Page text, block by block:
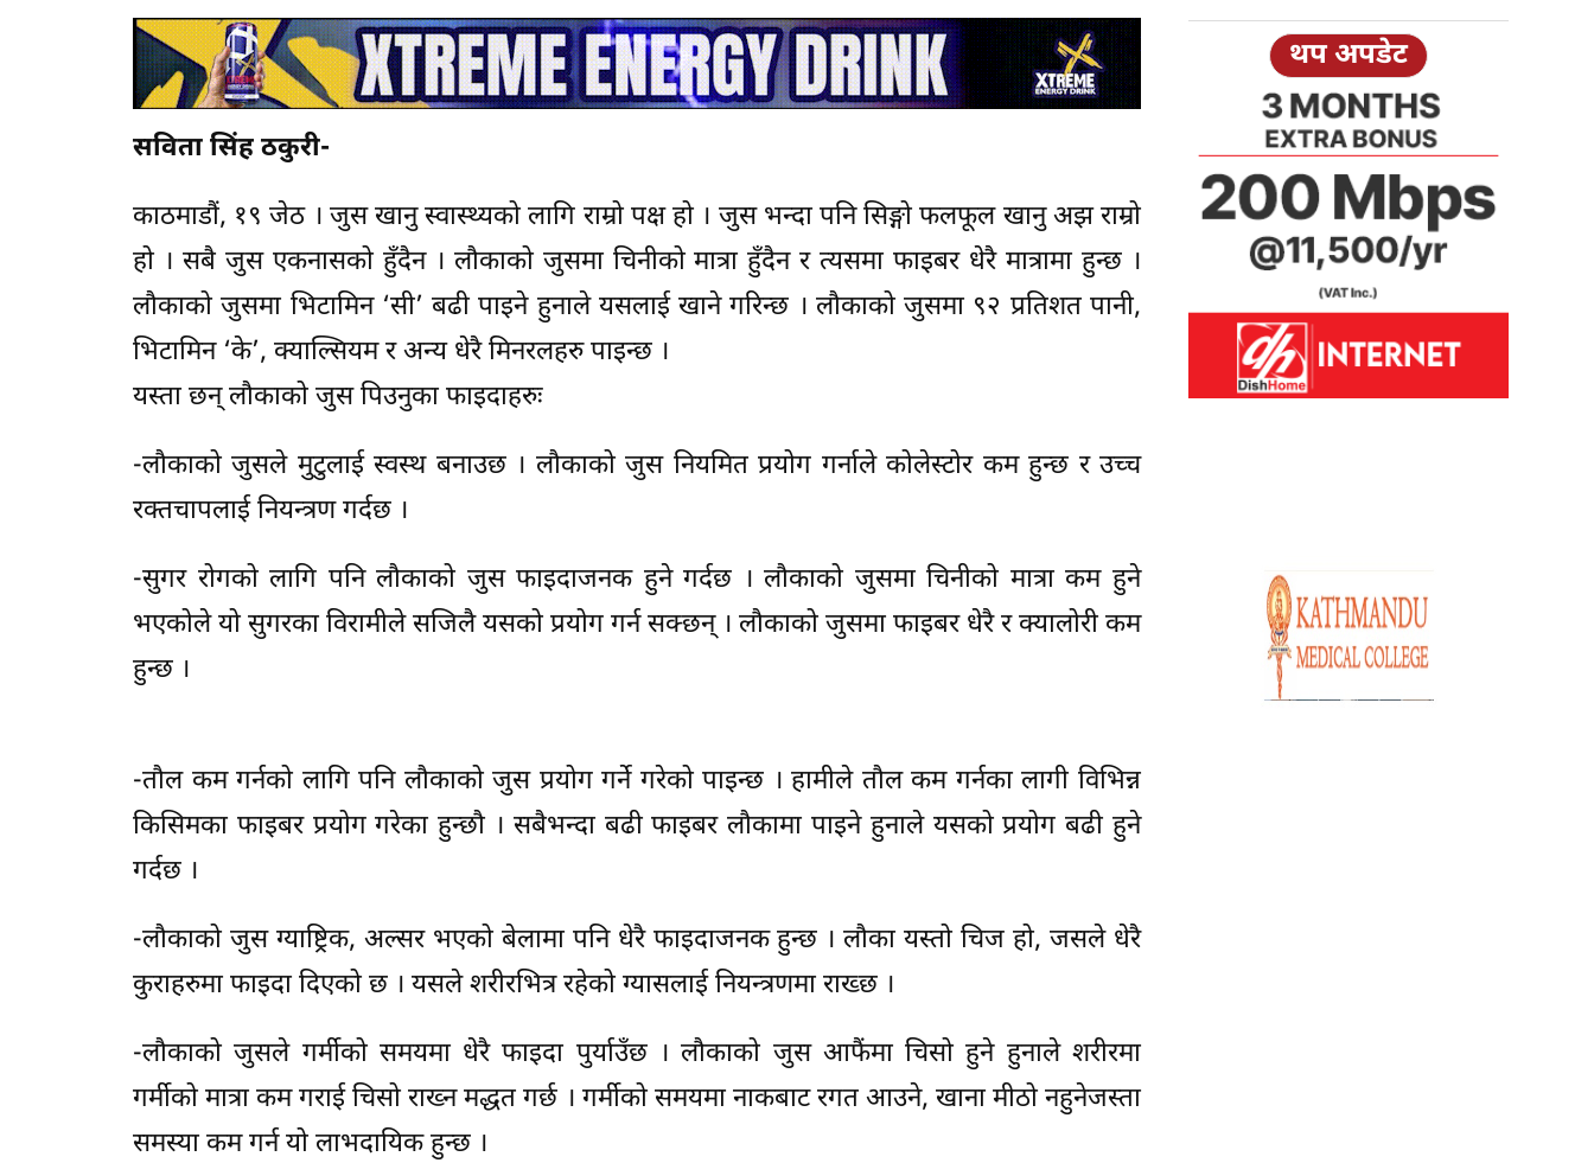
सविता सिंह ठकुरी-
काठमाडौं, १९ जेठ । जुस खानु स्वास्थ्यको लागि राम्रो पक्ष हो । जुस भन्दा पनि सिङ्गो फलफूल खानु अझ राम्रो
हो । सबै जुस एकनासको हुँदैन । लौकाको जुसमा चिनीको मात्रा हुँदैन र त्यसमा फाइबर धेरै मात्रामा हुन्छ ।
लौकाको जुसमा भिटामिन ‘सी’ बढी पाइने हुनाले यसलाई खाने गरिन्छ । लौकाको जुसमा ९२ प्रतिशत पानी,
भिटामिन ‘के’, क्याल्सियम र अन्य धेरै मिनरलहरु पाइन्छ ।
यस्ता छन् लौकाको जुस पिउनुका फाइदाहरुः
-लौकाको जुसले मुटुलाई स्वस्थ बनाउछ । लौकाको जुस नियमित प्रयोग गर्नाले कोलेस्टोर कम हुन्छ र उच्च
रक्तचापलाई नियन्त्रण गर्दछ ।
-सुगर रोगको लागि पनि लौकाको जुस फाइदाजनक हुने गर्दछ । लौकाको जुसमा चिनीको मात्रा कम हुने
भएकोले यो सुगरका विरामीले सजिलै यसको प्रयोग गर्न सक्छन् । लौकाको जुसमा फाइबर धेरै र क्यालोरी कम
हुन्छ ।
-तौल कम गर्नको लागि पनि लौकाको जुस प्रयोग गर्ने गरेको पाइन्छ । हामीले तौल कम गर्नका लागी विभिन्न
किसिमका फाइबर प्रयोग गरेका हुन्छौ । सबैभन्दा बढी फाइबर लौकामा पाइने हुनाले यसको प्रयोग बढी हुने
गर्दछ ।
-लौकाको जुस ग्याष्ट्रिक, अल्सर भएको बेलामा पनि धेरै फाइदाजनक हुन्छ । लौका यस्तो चिज हो, जसले धेरै
कुराहरुमा फाइदा दिएको छ । यसले शरीरभित्र रहेको ग्यासलाई नियन्त्रणमा राख्छ ।
-लौकाको जुसले गर्मीको समयमा धेरै फाइदा पुर्याउँछ । लौकाको जुस आफैंमा चिसो हुने हुनाले शरीरमा
गर्मीको मात्रा कम गराई चिसो राख्न मद्धत गर्छ । गर्मीको समयमा नाकबाट रगत आउने, खाना मीठो नहुनेजस्ता
समस्या कम गर्न यो लाभदायिक हुन्छ ।
थप अपडेट